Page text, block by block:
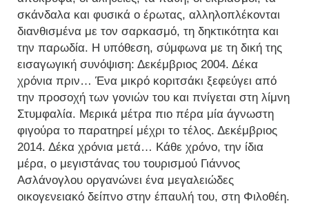
σκάνδαλα και φυσικά ο έρωτας, αλληλοπλέκονται
διανθισμένα με τον σαρκασμό, τη δηκτικότητα και
την παρωδία. Η υπόθεση, σύμφωνα με τη δική της
εισαγωγική συνόψιση: Δεκέμβριος 2004. Δέκα
χρόνια πριν… Ένα μικρό κοριτσάκι ξεφεύγει από
την προσοχή των γονιών του και πνίγεται στη λίμνη
Στυμφαλία. Μερικά μέτρα πιο πέρα μία άγνωστη
φιγούρα το παρατηρεί μέχρι το τέλος. Δεκέμβριος
2014. Δέκα χρόνια μετά… Κάθε χρόνο, την ίδια
μέρα, ο μεγιστάνας του τουρισμού Γιάννος
Ασλάνογλου οργανώνει ένα μεγαλειώδες
οικογενειακό δείπνο στην έπαυλή του, στη Φιλοθέη.